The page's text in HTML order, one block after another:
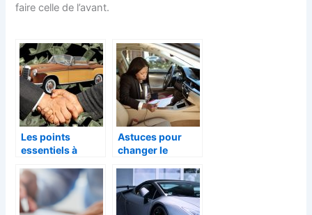
faire celle de l’avant.
Les points
essentiels à
vente d’une
voiture
Astuces pour
changer le
carte grise